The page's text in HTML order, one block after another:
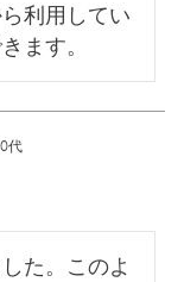
利用してい
ます。
代
た。このよ